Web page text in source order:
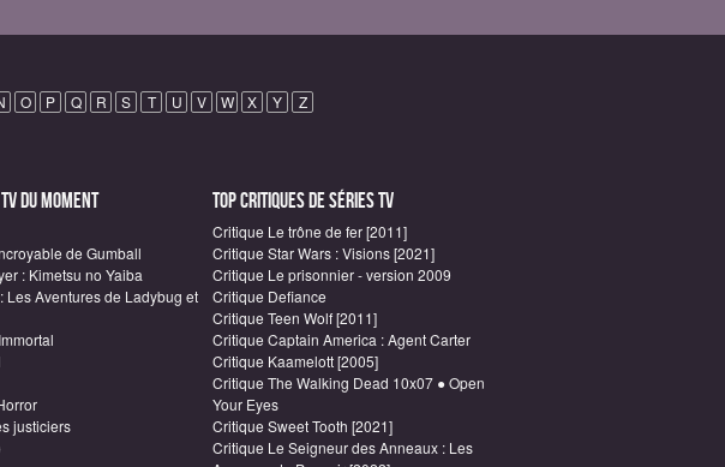
O P Q R S T U V W X Y Z
du moment
de Gumball
: Kimetsu no Yaiba
Les Aventures de Ladybug et
justiciers
Top critiques de Séries TV
Critique Le trône de fer [2011]
Critique Star Wars : Visions [2021]
Critique Le prisonnier - version 2009
Critique Defiance
Critique Teen Wolf [2011]
Critique Captain America : Agent Carter
Critique Kaamelott [2005]
Critique The Walking Dead 10x07 ● Open
Your Eyes
Critique Sweet Tooth [2021]
Critique Le Seigneur des Anneaux : Les